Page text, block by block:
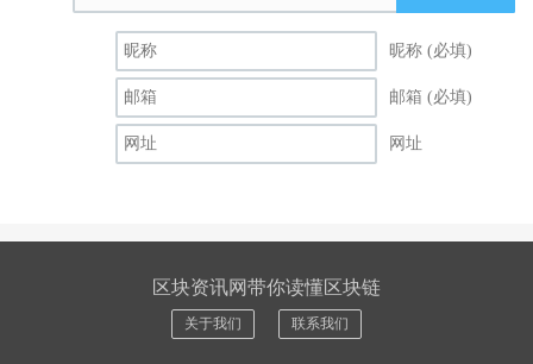
昵称 (必填)
邮箱 (必填)
网址
区块资讯网带你读懂区块链
关于我们 联系我们